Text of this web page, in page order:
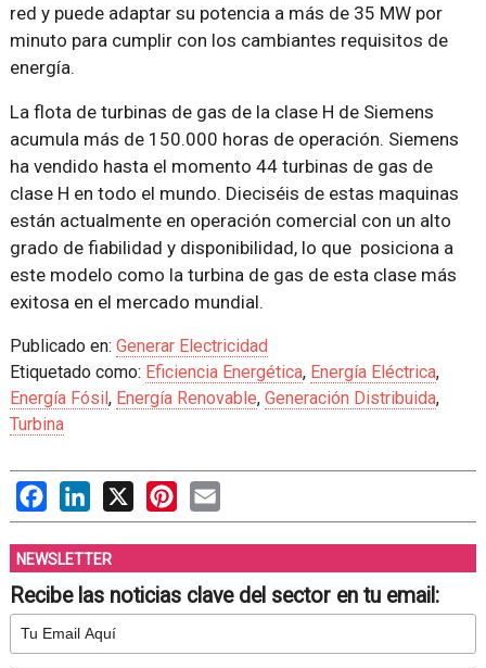
red y puede adaptar su potencia a más de 35 MW por
minuto para cumplir con los cambiantes requisitos de
energía.
La flota de turbinas de gas de la clase H de Siemens
acumula más de 150.000 horas de operación. Siemens
ha vendido hasta el momento 44 turbinas de gas de
clase H en todo el mundo. Dieciséis de estas maquinas
están actualmente en operación comercial con un alto
grado de fiabilidad y disponibilidad, lo que posiciona a
este modelo como la turbina de gas de esta clase más
exitosa en el mercado mundial.
Publicado en: Generar Electricidad
Etiquetado como: Eficiencia Energética, Energía Eléctrica,
Energía Fósil, Energía Renovable, Generación Distribuida,
Turbina
FacebookLinkedIn
X PinterestEmail
NEWSLETTER
Recibe las noticias clave del sector en tu email: